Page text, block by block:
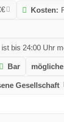
Kosten:
bis 24:00 Uhr
Bar
Gesellschaft